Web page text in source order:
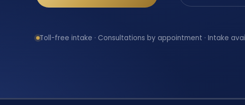
Toll-free intake · Consultations by appointment · Intake